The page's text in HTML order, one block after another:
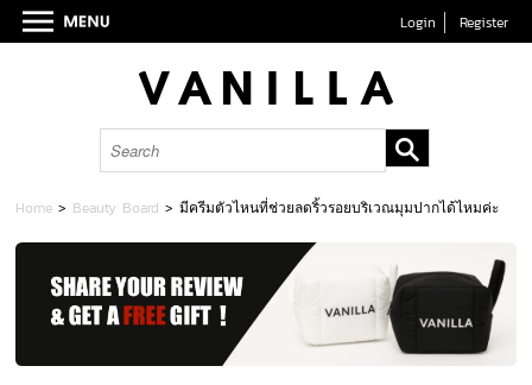
Login Register
Home > Beauty Board >มีครีมตัวไหนที่ช่วยลดริ้วรอยบริเวณมุมปากได้ไหมค่ะ